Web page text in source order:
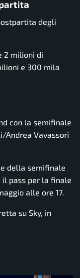
degli
2 milioni di
e 300 mila
con la semifinale
/Andrea Vavassori
della semifinale
il pass per la finale
alle ore 17.
su Sky, in